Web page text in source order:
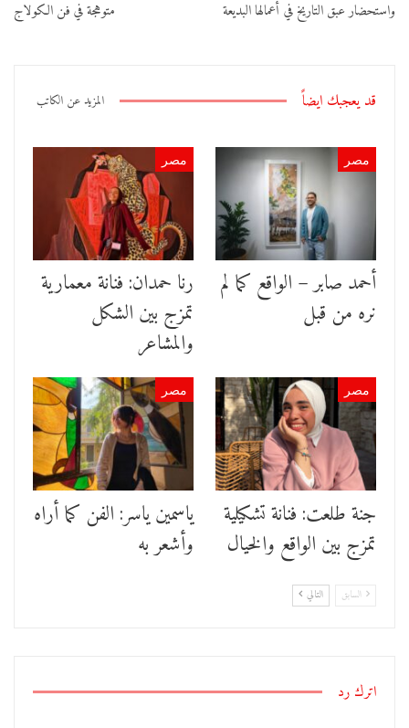
واستحضار عبق التاريخ في أعمالها البديعة متوهجة في فن الكولاج
قد يعجبك ايضاً المزيد عن الكاتب
مصر
أحمد صابر – الواقع كما لم
نره من قبل
مصر
رنا حمدان: فنانة معمارية
تمزج بين الشكل
والمشاعر
مصر
جنة طلعت: فنانة تشكيلية
تمزج بين الواقع والخيال
مصر
ياسمين ياسر: الفن كما أراه
وأشعر به
السابق التالي
اترك رد